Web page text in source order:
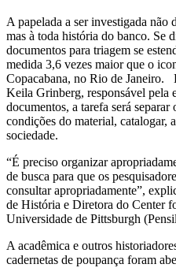
A papelada a ser investigada não
mas à toda história do banco. Se
documentos para triagem se
medida 3,6 vezes maior que o
Copacabana, no Rio de Janeiro.
Keila Grinberg, responsável pela
documentos, a tarefa será
condições do material, catalogar,
sociedade.
“É preciso organizar
de busca para que os
consultar apropriadamente”,
de História e Diretora do Center
Universidade de Pittsburgh
A acadêmica e outros
cadernetas de poupança foram